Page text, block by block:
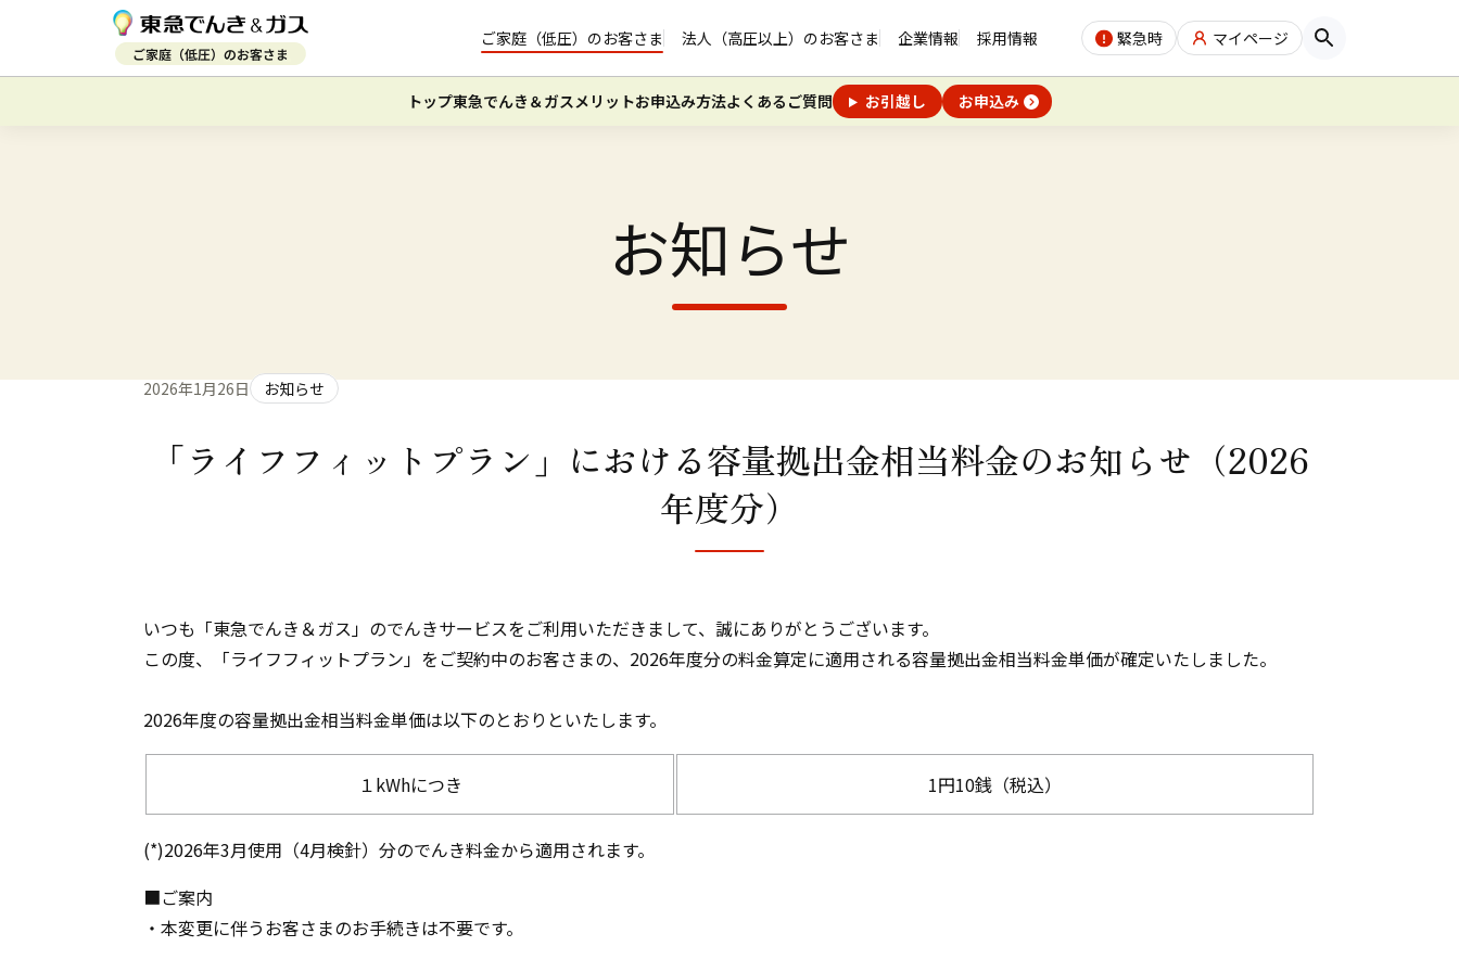
ご家庭（低圧）のお客さま 法人（高圧以上）のお客さま 企業情報 採用情報 緊急時 マイページ
トップ東急でんき＆ガスメリットお申込み方法よくあるご質問 お引越し お申込み
お知らせ
「ライフフィットプラン」における容量拠出金相当料金のお知らせ（2026
年度分）
2026年1月26日 お知らせ
いつも「東急でんき＆ガス」のでんきサービスをご利用いただきまして、誠にありがとうございます。
この度、「ライフフィットプラン」をご契約中のお客さまの、2026年度分の料金算定に適用される容量拠出金相当料金単価が確定いたしました。
2026年度の容量拠出金相当料金単価は以下のとおりといたします。
１kWhにつき 1円10銭（税込）
(*)2026年3月使用（4月検針）分のでんき料金から適用されます。
■ご案内
・本変更に伴うお客さまのお手続きは不要です。